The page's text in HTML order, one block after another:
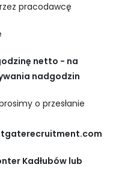
pracodawcę
netto - na
nadgodzin
o przesłanie
Kadłubów lub